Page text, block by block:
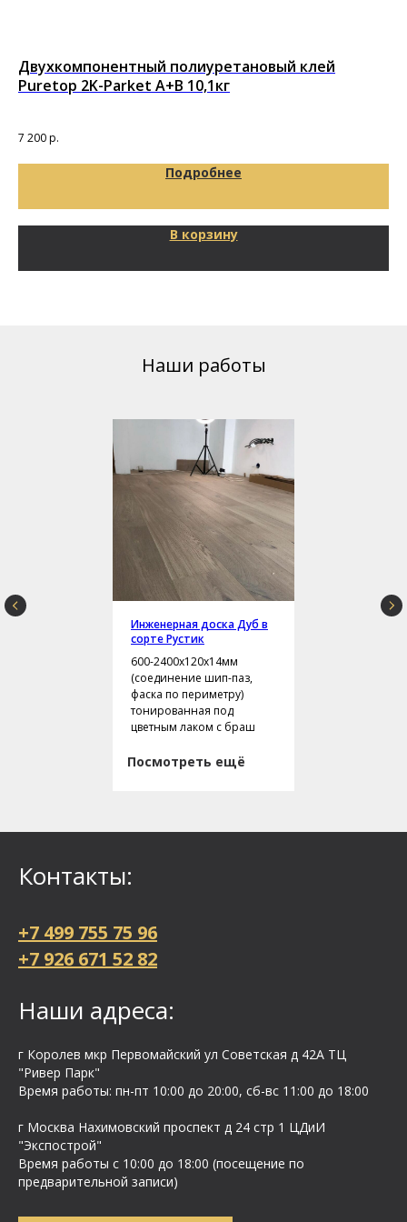
Двухкомпонентный полиуретановый клей
Puretop 2K-Parket A+B 10,1кг
7 200р.
Подробнее
В корзину
Наши работы
Инженерная доска Дуб в
сорте Рустик
600-2400х120х14мм
(соединение шип-паз,
фаска по периметру)
тонированная под
цветным лаком с браш
Посмотреть ещё
Контакты:
+7 499 755 75 96
+7 926 671 52 82
Наши адреса:
г Королев мкр Первомайский ул Cоветская д 42А ТЦ
"Ривер Парк"
Время работы: пн-пт 10:00 до 20:00, сб-вс 11:00 до 18:00
г Москва Нахимовский проспект д 24 стр 1 ЦДиИ
"Экспострой"
Время работы с 10:00 до 18:00 (посещение по
предварительной записи)